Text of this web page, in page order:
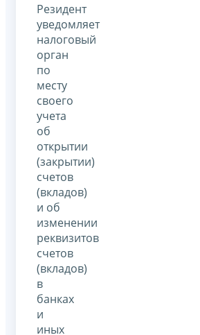
Резидент
уведомляет
налоговый
орган
по
месту
своего
учета
об
открытии
(закрытии)
счетов
(вкладов)
и об
изменении
реквизитов
счетов
(вкладов)
в
банках
и
иных